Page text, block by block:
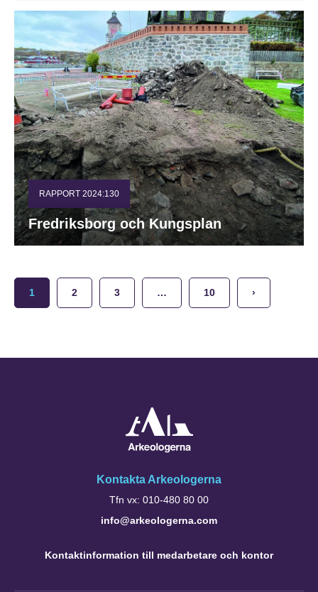
RAPPORT 2024:130
Fredriksborg och Kungsplan
1 2 3 … 10 ›
Kontakta Arkeologerna
Tfn vx: 010-480 80 00
info@arkeologerna.com
Kontaktinformation till medarbetare och kontor